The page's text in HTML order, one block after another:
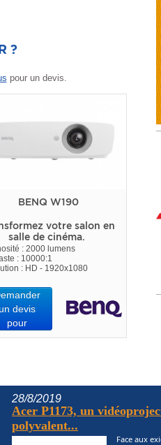
?
pour un devis.
BENQ W190
votre salon en
salle de cinéma.
: 2000 lumens
: 10000:1
: HD - 1920x1080
devis
pour
28/8/2019
Acer P1173, un
polyvalent...
Face aux